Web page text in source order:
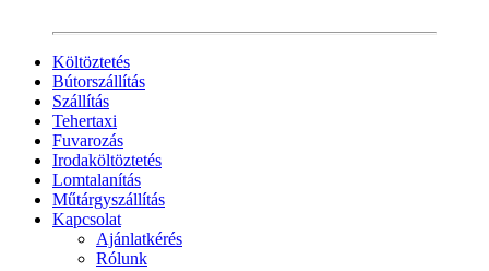
Költöztetés
Bútorszállítás
Szállítás
Tehertaxi
Fuvarozás
Irodaköltöztetés
Lomtalanítás
Műtárgyszállítás
Kapcsolat
Ajánlatkérés
Rólunk